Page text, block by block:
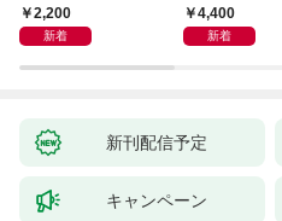
い子」サポートＢＯＯ
Ｋ 偏食・少食のお悩
2,200
新着
4,400
新着
新刊配信予定
キャンペーン